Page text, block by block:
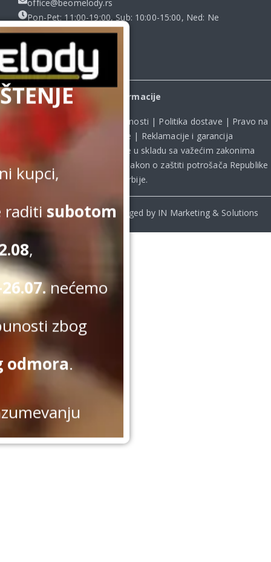
office@beomelody.rs
Pon-Pet: 11:00-19:00, Sub: 10:00-15:00, Ned: Ne
radimo
Kupovina na sajtu obavlja se u skladu sa važećim zakonima
Republike Srbije, uključujući **
Zakon o zaštiti potrošača Republike
Srbije.
Informacije
Politika privatnosti | Politika dostave | Pravo na
odustanak od kupovine | Reklamacije i garancija
© Beomelody.rs. 2025. Desinged by IN Marketing & Solutions
kupci,
raditisubotom
,
nećemo
zbog
odmora.